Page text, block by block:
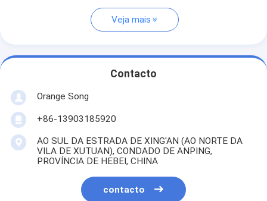
Veja mais
Contacto
Orange Song
+86-13903185920
AO SUL DA ESTRADA DE XING'AN (AO NORTE DA
VILA DE XUTUAN), CONDADO DE ANPING,
PROVÍNCIA DE HEBEI, CHINA
contacto